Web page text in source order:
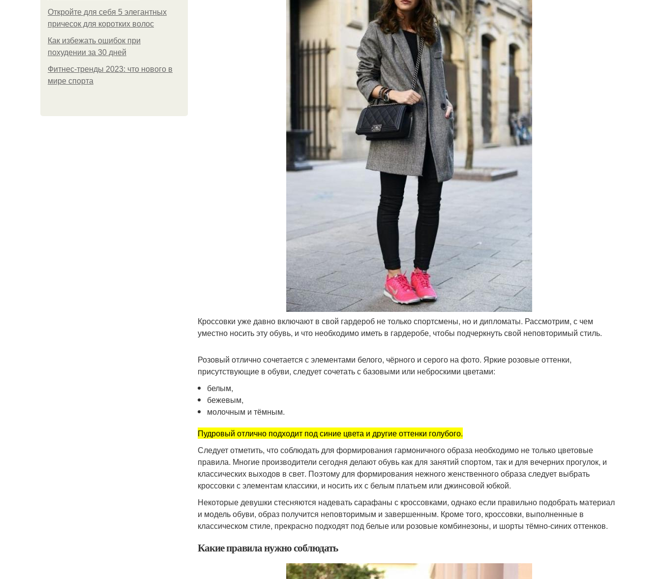
Откройте для себя 5 элегантных
причесок для коротких волос
Как избежать ошибок при
похудении за 30 дней
Фитнес-тренды 2023: что нового в
мире спорта
Кроссовки уже давно включают в свой гардероб не только спортсмены, но и дипломаты. Рассмотрим, с чем
уместно носить эту обувь, и что необходимо иметь в гардеробе, чтобы подчеркнуть свой неповторимый стиль.
Розовый отлично сочетается с элементами белого, чёрного и серого на фото. Яркие розовые оттенки,
присутствующие в обуви, следует сочетать с базовыми или неброскими цветами:
белым,
бежевым,
молочным и тёмным.
Пудровый отлично подходит под синие цвета и другие оттенки голубого.
Следует отметить, что соблюдать для формирования гармоничного образа необходимо не только цветовые
правила. Многие производители сегодня делают обувь как для занятий спортом, так и для вечерних прогулок, и
классических выходов в свет. Поэтому для формирования нежного женственного образа следует выбрать
кроссовки с элементам классики, и носить их с белым платьем или джинсовой юбкой.
Некоторые девушки стесняются надевать сарафаны с кроссовками, однако если правильно подобрать материал
и модель обуви, образ получится неповторимым и завершенным. Кроме того, кроссовки, выполненные в
классическом стиле, прекрасно подходят под белые или розовые комбинезоны, и шорты тёмно-синих оттенков.
Какие правила нужно соблюдать